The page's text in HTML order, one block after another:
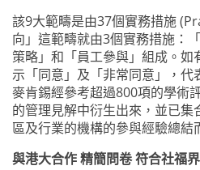
該9大範疇是由37個實務措施
向」這範疇就由3個實務措施：
策略」和「員工參與」組成。如
示「同意」及「非常同意」，代
麥肯錫經參考超過800項的學術
的管理見解中衍生出來，並已
區及行業的機構的參與經驗總結
與港大合作 精簡問卷 符合社福